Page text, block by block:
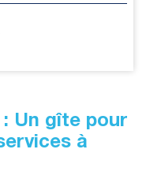
Un gîte pour
à